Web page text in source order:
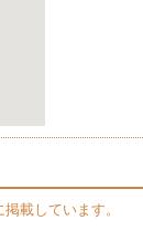
載しています。